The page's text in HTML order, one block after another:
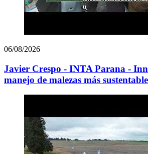
06/08/2026
Javier Crespo - INTA Parana -
manejo de malezas más sustentable